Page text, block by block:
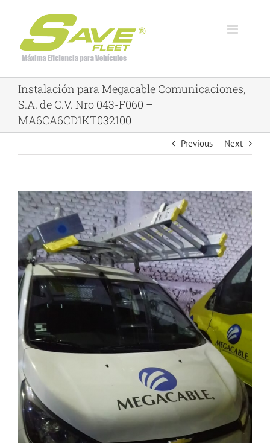
content
Instalación para Megacable Comunicaciones,
S.A. de C.V. Nro 043-F060 –
MA6CA6CD1KT032100
Previous Next
View
Larger
Image